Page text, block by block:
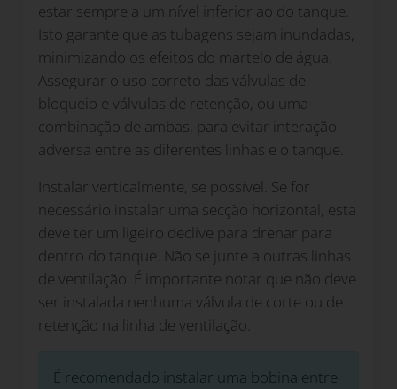
estar sempre a um nível inferior ao do tanque.
Isto garante que as tubagens sejam inundadas,
minimizando os efeitos do martelo de água.
Assegurar o uso correto das válvulas de
bloqueio e válvulas de retenção, ou uma
combinação de ambas, para evitar interação
adversa entre as diferentes linhas e o tanque.
Instalar verticalmente, se possível. Se for
necessário instalar uma secção horizontal, esta
deve ter um ligeiro declive para drenar para
dentro do tanque. Não se junte a outras linhas
de ventilação. É importante notar que não deve
ser instalada nenhuma válvula de corte ou de
retenção na linha de ventilação.
É recomendado instalar uma bobina entre